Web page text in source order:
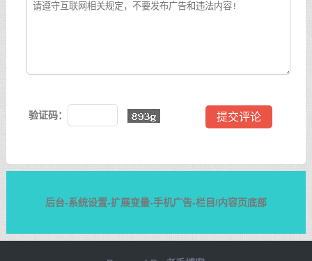
验证码：
后台-系统设置-扩展变量-手机广告-栏目/内容页底部